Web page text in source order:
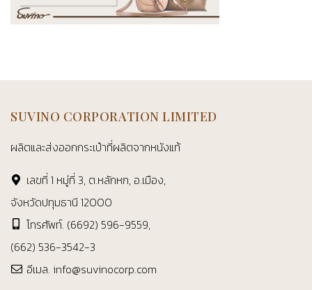
SUVINO CORPORATION LIMITED
ผลิตและส่งออกกระเป๋าที่ผลิตจากหนังแท้
เลขที่ 1 หมู่ที่ 3, ต.หลักหก, อ.เมือง,
จังหวัดปทุมธานี 12000
โทรศัพท์. (6692) 596-9559,
(662) 536-3542-3
อีเมล. info@suvinocorp.com